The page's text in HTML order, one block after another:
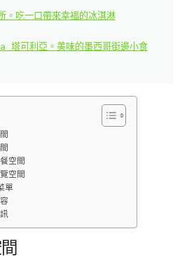
。吃一口帶來幸福的冰淇淋
塔可利亞。美味的墨西哥街邊小食
空間
空間
單